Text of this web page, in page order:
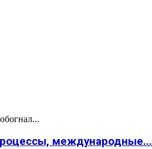
международные...